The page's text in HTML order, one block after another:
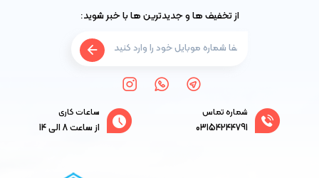
شماره تماس
03154244791
ساعات کاری
از ساعت 8 الی 14
از تخفیف ها و جدیدترین ها با خبر شوید: